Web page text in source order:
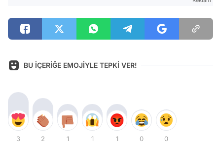
BU İÇERİĞE EMOJİYLE TEPKİ VER!
3 2 1 1 1 0 0